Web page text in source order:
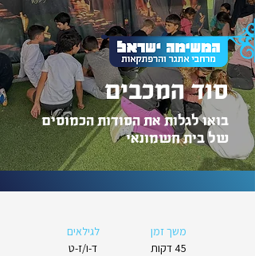
סוד המכבים
בואו לגלות את הסודות הכמוסים
של בית חשמונאי
משך זמן
45 דקות
לגילאים
ד-ו/ז-ט